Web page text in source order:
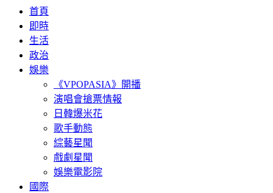
首頁
即時
生活
政治
娛樂
《VPOPASIA》開播
演唱會搶票情報
日韓爆米花
歌手動態
綜藝星聞
戲劇星聞
娛樂電影院
國際